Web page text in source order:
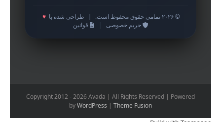
© ۲۰۲۶ تمامی حقوق محفوظ است. طراحی شده با ♥
حریم خصوصی
قوانین
Copyright 2012 - 2026 Avada | All Rights Reserved | Powered
byWordPress | Theme Fusion